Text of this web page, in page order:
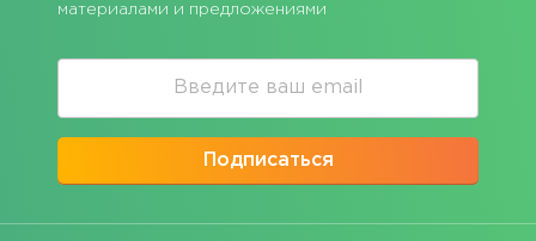
материалами и предложениями
Подписаться